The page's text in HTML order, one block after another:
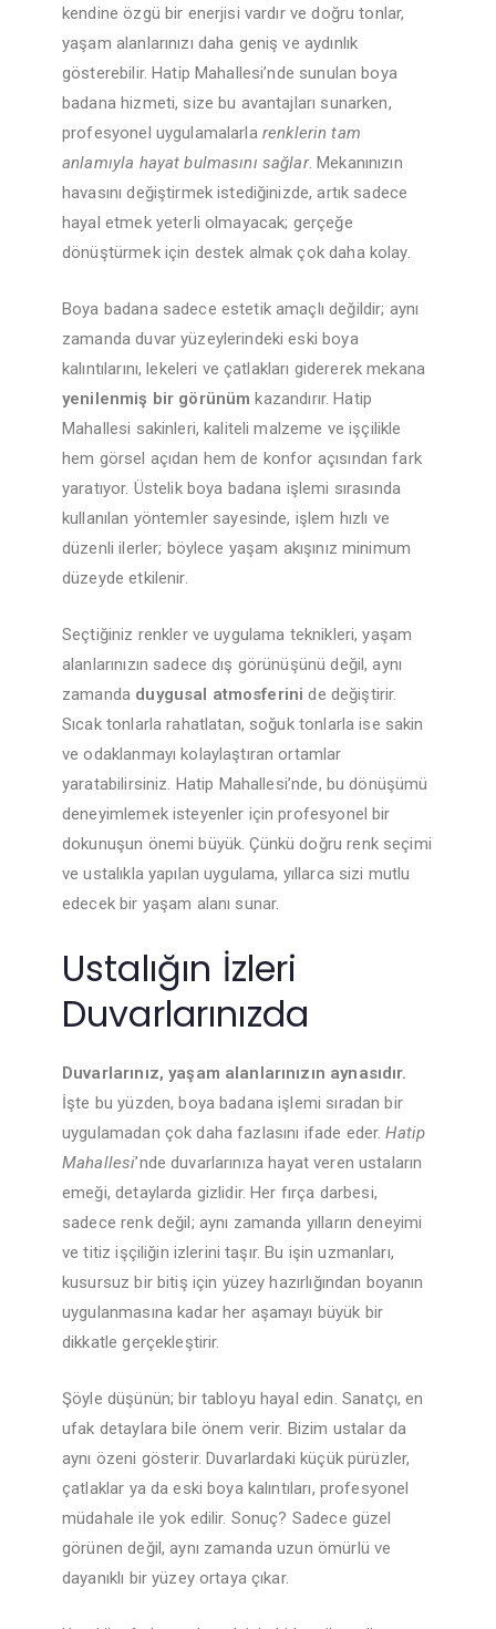
kendine özgü bir enerjisi vardır ve doğru tonlar,
yaşam alanlarınızı daha geniş ve aydınlık
gösterebilir. Hatip Mahallesi’nde sunulan boya
badana hizmeti, size bu avantajları sunarken,
profesyonel uygulamalarla renklerin tam
anlamıyla hayat bulmasını sağlar. Mekanınızın
havasını değiştirmek istediğinizde, artık sadece
hayal etmek yeterli olmayacak; gerçeğe
dönüştürmek için destek almak çok daha kolay.
Boya badana sadece estetik amaçlı değildir; aynı
zamanda duvar yüzeylerindeki eski boya
kalıntılarını, lekeleri ve çatlakları gidererek mekana
yenilenmiş bir görünüm kazandırır. Hatip
Mahallesi sakinleri, kaliteli malzeme ve işçilikle
hem görsel açıdan hem de konfor açısından fark
yaratıyor. Üstelik boya badana işlemi sırasında
kullanılan yöntemler sayesinde, işlem hızlı ve
düzenli ilerler; böylece yaşam akışınız minimum
düzeyde etkilenir.
Seçtiğiniz renkler ve uygulama teknikleri, yaşam
alanlarınızın sadece dış görünüşünü değil, aynı
zamanda duygusal atmosferini de değiştirir.
Sıcak tonlarla rahatlatan, soğuk tonlarla ise sakin
ve odaklanmayı kolaylaştıran ortamlar
yaratabilirsiniz. Hatip Mahallesi’nde, bu dönüşümü
deneyimlemek isteyenler için profesyonel bir
dokunuşun önemi büyük. Çünkü doğru renk seçimi
ve ustalıkla yapılan uygulama, yıllarca sizi mutlu
edecek bir yaşam alanı sunar.
Ustalığın İzleri
Duvarlarınızda
Duvarlarınız, yaşam alanlarınızın aynasıdır.
İşte bu yüzden, boya badana işlemi sıradan bir
uygulamadan çok daha fazlasını ifade eder.Hatip
Mahallesi’nde duvarlarınıza hayat veren ustaların
emeği, detaylarda gizlidir. Her fırça darbesi,
sadece renk değil; aynı zamanda yılların deneyimi
ve titiz işçiliğin izlerini taşır. Bu işin uzmanları,
kusursuz bir bitiş için yüzey hazırlığından boyanın
uygulanmasına kadar her aşamayı büyük bir
dikkatle gerçekleştirir.
Şöyle düşünün; bir tabloyu hayal edin. Sanatçı, en
ufak detaylara bile önem verir. Bizim ustalar da
aynı özeni gösterir. Duvarlardaki küçük pürüzler,
çatlaklar ya da eski boya kalıntıları, profesyonel
müdahale ile yok edilir. Sonuç? Sadece güzel
görünen değil, aynı zamanda uzun ömürlü ve
dayanıklı bir yüzey ortaya çıkar.